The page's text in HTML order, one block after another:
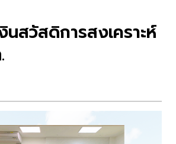
สวัสดิการสงเคราะห์